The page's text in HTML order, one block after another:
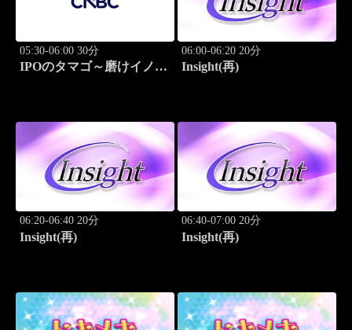
05:30-06:00 30分
IPOのタマゴ～磨けイノベ
06:00-06:20 20分
Insight(再)
06:20-06:40 20分
Insight(再)
06:40-07:00 20分
Insight(再)